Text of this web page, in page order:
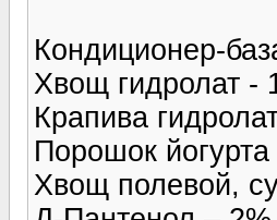
Кондиционер-
Хвощ гидролат -
Крапива
Порошок
Хвощ полевой,